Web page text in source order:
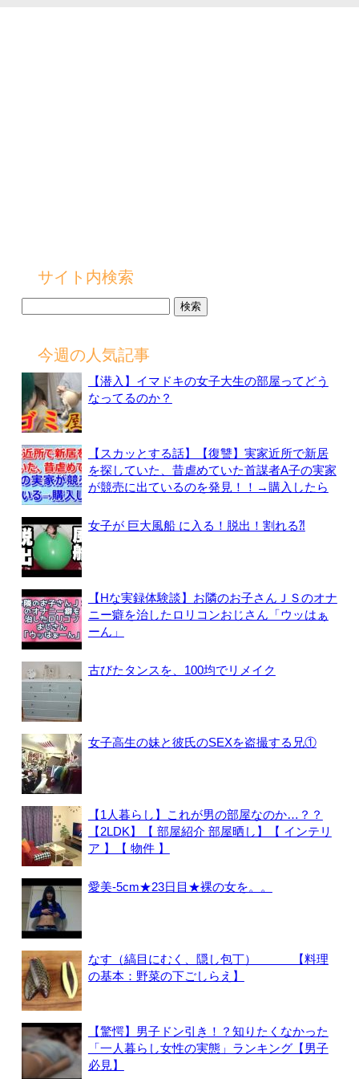
サイト内検索
今週の人気記事
【潜入】イマドキの女子大生の部屋ってどう
なってるのか？
【スカッとする話】【復讐】実家近所で新居
を探していた、昔虐めていた首謀者A子の実家
が競売に出ているのを発見！！→購入したら
女子が 巨大風船 に入る！脱出！割れる⁈
【Hな実録体験談】お隣のお子さんＪＳのオナ
ニー癖を治したロリコンおじさん「ウッはぁ
ーん」
古びたタンスを、100均でリメイク
女子高生の妹と彼氏のSEXを盗撮する兄①
【1人暮らし】これが男の部屋なのか…？？
【2LDK】【 部屋紹介 部屋晒し】【 インテリ
ア 】【 物件 】
愛美-5cm★23日目★裸の女を。。
なす（縞目にむく、隠し包丁） 【料理
の基本：野菜の下ごしらえ】
【驚愕】男子ドン引き！？知りたくなかった
「一人暮らし女性の実態」ランキング【男子
必見】